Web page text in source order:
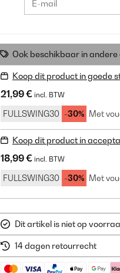
Ook beschikbaar in
Koop dit product in goede
21,99 € incl. BTW
FULLSWING30 -30% Met
Koop dit product in
18,99 € incl. BTW
FULLSWING30 -30% Met
Dit artikel is niet op
14 dagen retourrecht